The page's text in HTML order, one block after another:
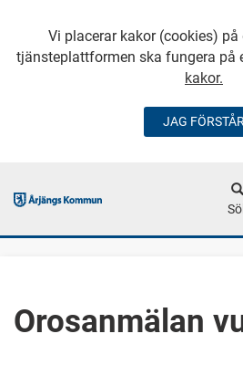
Vi placerar kakor (cookies)
tjänsteplattformen ska fungera på
kakor.
JAG FÖRSTÅR
Orosanmälan